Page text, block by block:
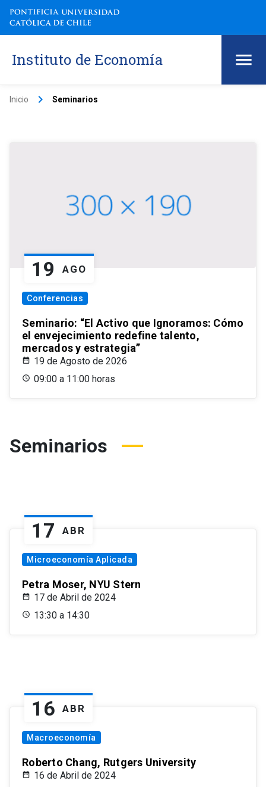
Instituto de Economía
Inicio keyboard_arrow_right Seminarios
19 AGO
Conferencias
Seminario: “El Activo que Ignoramos: Cómo
el envejecimiento redefine talento,
mercados y estrategia”
19 de Agosto de 2026
09:00 a 11:00 horas
Seminarios
17 ABR
Microeconomía Aplicada
Petra Moser, NYU Stern
17 de Abril de 2024
13:30 a 14:30
16 ABR
Macroeconomía
Roberto Chang, Rutgers University
16 de Abril de 2024